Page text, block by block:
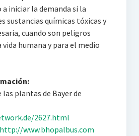
iniciar la demanda si la
sustancias químicas tóxicas y
cuando son peligros
humana y para el medio
plantas de Bayer de
2627.html
http://www.bhopalbus.com